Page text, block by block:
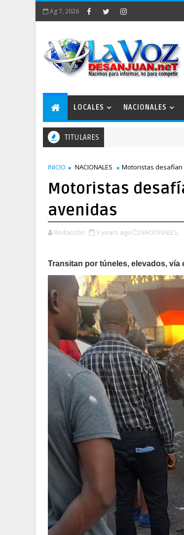
Ag 7, 2026
LOCALES NACIONALES
TITULARES
INICIO NACIONALES Motoristas desafían
Motoristas
avenidas
Redacción 3 years ago NACIONALES,
Transitan por túneles, elevados,